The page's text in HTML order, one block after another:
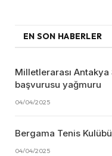
EN SON HABERLER
Milletlerarası
başvurusu yağmuru
04/04/2025
Bergama Tenis
04/04/2025